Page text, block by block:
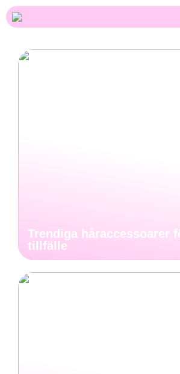
Trendiga håraccessoarer
tillfälle